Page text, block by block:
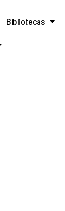
Bibliotecas